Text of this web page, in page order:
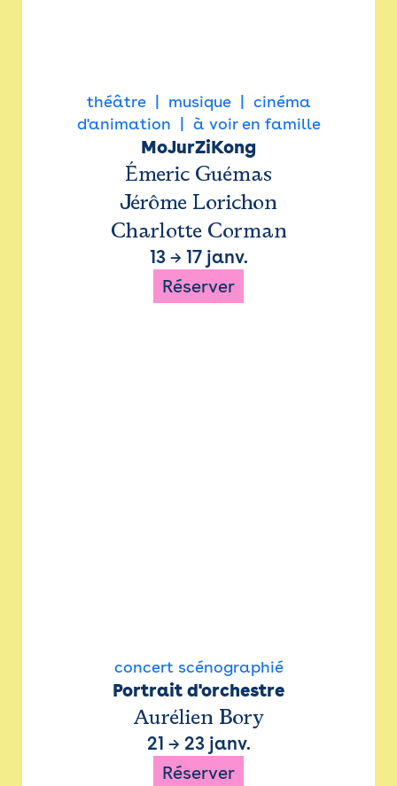
théâtre musique
cinéma
d'animation
à voir en famille
MoJurZiKong
Émeric Guémas
Jérôme Lorichon
Charlotte Corman
13→ 17 janv.
Réserver
concert scénographié
Portrait d'orchestre
Aurélien Bory
21 → 23 janv.
Réserver